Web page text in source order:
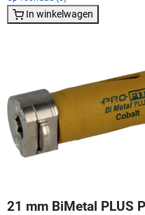
In winkelwagen
21 mm BiMetal PLUS